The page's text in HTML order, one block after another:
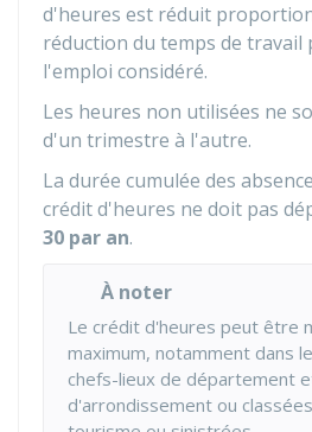
d'heures est réduit
réduction du temps de travail
l'emploi considéré.
Les heures non utilisées ne
d'un trimestre à l'autre.
La durée cumulée des
crédit d'heures ne doit pas
30 par an.
À noter
Le crédit d'heures peut être
maximum, notamment dans
chefs-lieux de département
d'arrondissement ou